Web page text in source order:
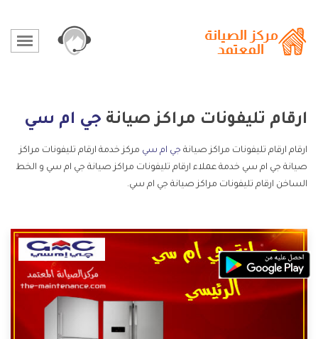
ارقام تليفونات مراكز صيانة جي ام سي
ارقام ارقام تليفونات مراكز صيانة جي ام سي مركز خدمة ارقام تليفونات مراكز
صيانة جي ام سي خدمة عملاء ارقام تليفونات مراكز صيانة جي ام سي و الخط
الساخن ارقام تليفونات مراكز صيانة جي ام سي.